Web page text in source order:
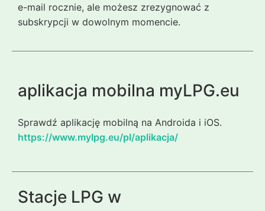
e-mail rocznie, ale możesz zrezygnować z
subskrypcji w dowolnym momencie.
aplikacja mobilna myLPG.eu
Sprawdź aplikację mobilną na Androida i iOS.
https://www.mylpg.eu/pl/aplikacja/
Stacje LPG w